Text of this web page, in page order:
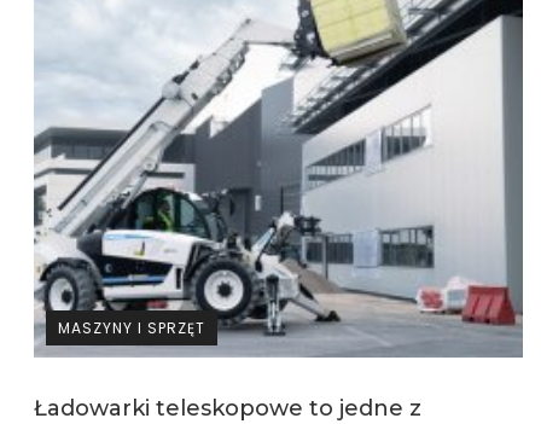
MASZYNY I SPRZĘT
Ładowarki teleskopowe to jedne z